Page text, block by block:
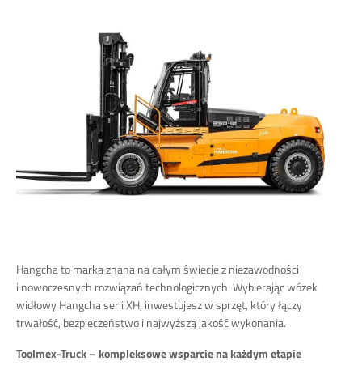
Hangcha to marka znana na całym świecie z niezawodności
i nowoczesnych rozwiązań technologicznych. Wybierając wózek
widłowy Hangcha serii XH, inwestujesz w sprzęt, który łączy
trwałość, bezpieczeństwo i najwyższą jakość wykonania.​
Toolmex-Truck – kompleksowe wsparcie na każdym etapie